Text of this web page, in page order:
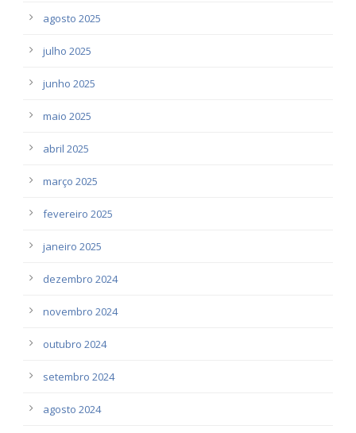
agosto 2025
julho 2025
junho 2025
maio 2025
abril 2025
março 2025
fevereiro 2025
janeiro 2025
dezembro 2024
novembro 2024
outubro 2024
setembro 2024
agosto 2024